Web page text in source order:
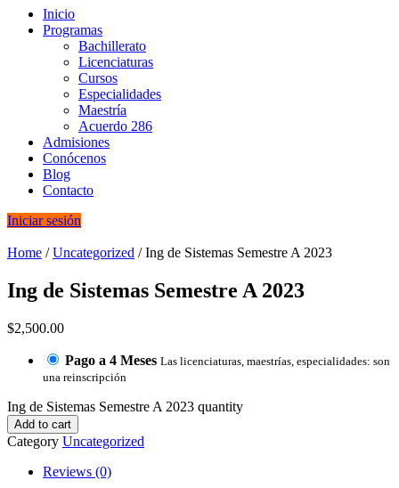
Inicio
Programas
Bachillerato
Licenciaturas
Cursos
Especialidades
Maestría
Acuerdo 286
Admisiones
Conócenos
Blog
Contacto
Iniciar sesión
Home /Uncategorized / Ing de Sistemas Semestre A 2023
Ing de Sistemas Semestre A 2023
$2,500.00
Pago a 4 Meses Las licenciaturas, maestrías, especialidades: son
una reinscripción
Ing de Sistemas Semestre A 2023 quantity
Add to cart
Category Uncategorized
Reviews (0)